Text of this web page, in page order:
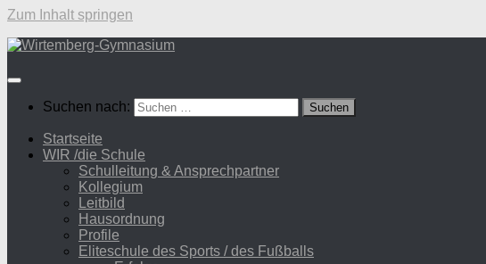
Zum Inhalt springen
Suchen nach:
Startseite
WIR /die Schule
Schulleitung & Ansprechpartner
Kollegium
Leitbild
Hausordnung
Profile
Eliteschule des Sports / des Fußballs